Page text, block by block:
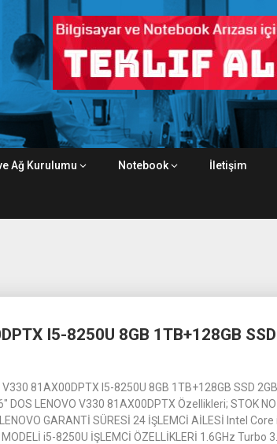
Ağ Kurulumu Notebook İletişim
I5-8250U 8GB 1TB+128GB
V330 81AX00DPTX I5-8250U 8GB 1TB+128GB SSD
DOS LENOVO V330 81AX00DPTX Özellikleri; STOK
GARANTİ SÜRESİ 24 İŞLEMCİ AİLESİ Intel
MODELİ i5-8250U İŞLEMCİ ÖZELLİKLERİ 1.6GHz Turbo